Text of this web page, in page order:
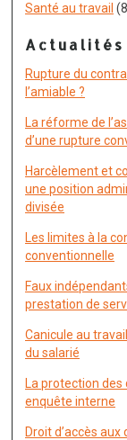
Santé au travail
Actualités
Rupture du
l’amiable ?
La réforme de
d’une rupture
Harcèlement et
une position
divisée
Les limites à la
conventionnelle
Faux
prestation de
Canicule au
du salarié
La protection des
enquête interne
Droit d’accès